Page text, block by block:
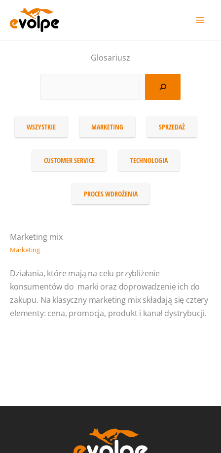
Przejdź
Glosariusz
WSZYSTKIE MARKETING SPRZEDAŻ
CUSTOMER SERVICE TECHNOLOGIA
PROCES WDROŻENIA
Marketing mix
Marketing
Działania, które mają na celu przybliżenie
konsumentów do marki oraz doprowadzenie ich do
zakupu. Na klasyczny marketing mix składają się cztery
elementy: cena, promocja, produkt i kanał dystrybucji.